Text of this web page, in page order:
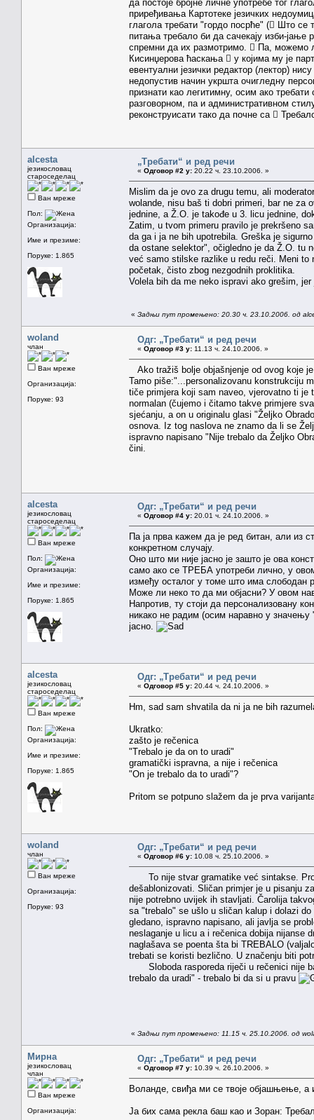
да постоје бројне личне употребе тог
приређивања Картотеке језичких
глагола требати "гордо посрће" ( Што
питања требало би да сачекају изби-
спремни да их размотримо.  Па, можемо
Кисинџерова ћаскања  у којима му је
евентуални језички редактор (лектор)
недопустив начин укршта очигледну
признати као легитимну, осим ако
разговорном, па и административном
реконструисати тако да почне са 
alcesta
језикословац
староседелац
Ван мреже
Пол:
Организација:
Име и презиме:
Поруке: 1.865
„Требати“ и ред речи
« Одговор #2 у: 20.22 ч. 23.10.2006. »
Mislim da je ovo za drugu temu, ali
wolande, nisu baš ti dobri primeri, bar ne za
jednine, a Ž.O. je takođe u 3. licu jednine,
Zatim, u tvom primeru pravilo je prekršeno
da ga i ja ne bih upotrebila. Greška je
da ostane selektor", očigledno je da Ž.O. tu
već samo stilske razlike u redu reči. Meni to
početak, čisto zbog nezgodnih proklitika.
Volela bih da me neko ispravi ako grešim,
« Задњи пут промењено: 20.30 ч. 23.10.2006. од
woland
члан
Ван мреже
Организација:
Поруке: 93
Одг: „Требати“ и ред речи
« Одговор #3 у: 11.13 ч. 24.10.2006. »
Ako tražiš bolje objašnjenje od ovog koje
Tamo piše:"...personalizovanu konstrukciju
tiče primjera koji sam naveo, vjerovatno ti je
normalan (čujemo i čitamo takve primjere
sjećanju, a on u originalu glasi "Željko
osnova. Iz tog naslova ne znamo da li se
ispravno napisano "Nije trebalo da Željko
čini.
alcesta
језикословац
староседелац
Ван мреже
Пол:
Организација:
Име и презиме:
Поруке: 1.865
Одг: „Требати“ и ред речи
« Одговор #4 у: 20.01 ч. 24.10.2006. »
Па ја прва кажем да је ред битан, али из
конкретном случају.
Оно што ми није јасно је зашто је ова
само ако се ТРЕБА употреби лично, у
између осталог у томе што има слободан
Може ли неко то да ми објасни? У овом
Напротив, ту стоји да персонализовану
никако не радим (осим наравно у
јасно.
alcesta
језикословац
староседелац
Ван мреже
Пол:
Организација:
Име и презиме:
Поруке: 1.865
Одг: „Требати“ и ред речи
« Одговор #5 у: 20.44 ч. 24.10.2006. »
Hm, sad sam shvatila da ni ja ne bih
Ukratko:
zašto je rečenica
"Trebalo je da on to uradi"
gramatički ispravna, a nije i rečenica
"On je trebalo da to uradi"?
Pritom se potpuno slažem da je prva
woland
члан
Ван мреже
Организација:
Поруке: 93
Одг: „Требати“ и ред речи
« Одговор #6 у: 10.08 ч. 25.10.2006. »
To nije stvar gramatike već sintakse.
dešablonizovati. Sličan primjer je u pisanju
nije potrebno uvijek ih stavljati. Čarolija
sa "trebalo" se ušlo u sličan kalup i dolazi
gledano, ispravno napisano, ali javlja se
neslaganje u licu a i rečenica dobija nijanse
naglašava se poenta šta bi TREBALO
trebati se koristi bezlično. U značenju biti
Sloboda rasporeda riječi u rečenici nije
trebalo da uradi" - trebalo bi da si u pravu
« Задњи пут промењено: 11.15 ч. 25.10.2006. од
Мирна
језикословац
члан
Ван мреже
Организација:
Одг: „Требати“ и ред речи
« Одговор #7 у: 10.39 ч. 26.10.2006. »
Воланде, свиђа ми се твоје објашњење, а
Ја бих сама рекла баш као и Зоран: